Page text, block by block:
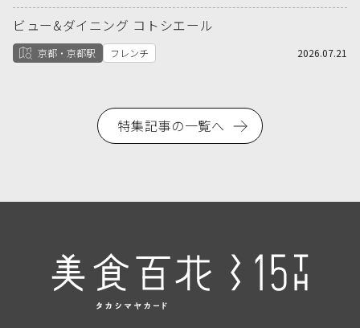
ビュー&ダイニング コトシエール
京都・京都駅 フレンチ 2026.07.21
特集記事の一覧へ